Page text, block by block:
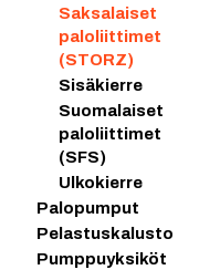
Saksalaiset
paloliittimet
(STORZ)
Sisäkierre
Suomalaiset
paloliittimet
(SFS)
Ulkokierre
Palopumput
Pelastuskalusto
Pumppuyksiköt